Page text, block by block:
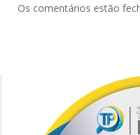
Os comentários estão